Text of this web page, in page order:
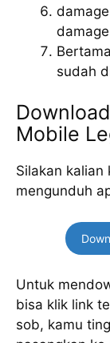
sudah
Mobile
Silakan
mengunduh
Untuk
bisa klik link
sob, kamu